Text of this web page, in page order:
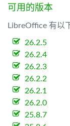
可用的版本
LibreOffice 有以
26.2.5
26.2.4
26.2.3
26.2.2
26.2.1
26.2.0
25.8.7